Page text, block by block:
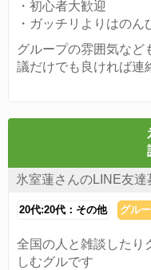
・初心者大歓迎
・ガッチリよりはのん
グループの雰囲気など
議だけでも良ければ連
氷室蓮さんのLINE友達
20代:20代：その他 グル
全国の人と雑談したり
しむグルです